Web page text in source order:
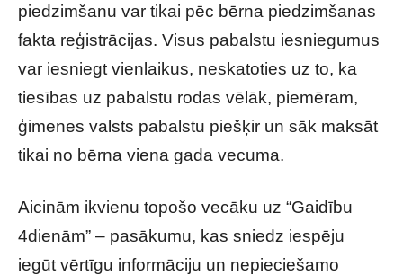
piedzimšanu var tikai pēc bērna piedzimšanas
fakta reģistrācijas. Visus pabalstu iesniegumus
var iesniegt vienlaikus, neskatoties uz to, ka
tiesības uz pabalstu rodas vēlāk, piemēram,
ģimenes valsts pabalstu piešķir un sāk maksāt
tikai no bērna viena gada vecuma.
Aicinām ikvienu topošo vecāku uz “Gaidību
4dienām” – pasākumu, kas sniedz iespēju
iegūt vērtīgu informāciju un nepieciešamo